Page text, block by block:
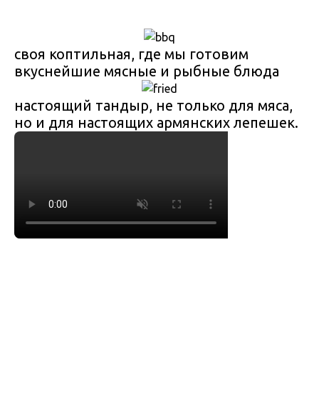
своя коптильная, где мы готовим
вкуснейшие мясные и рыбные блюда
настоящий тандыр, не только для мяса,
но и для настоящих армянских лепешек.